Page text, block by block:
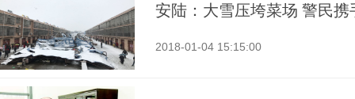
安陆：大雪压垮菜场 警民携
2018-01-04 15:15:00